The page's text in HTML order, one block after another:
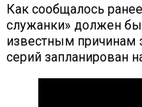
Как сообщалось
служанки» должен
известным причинам
серий запланирован